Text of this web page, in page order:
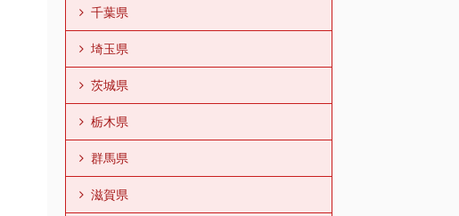
千葉県
埼玉県
茨城県
栃木県
群馬県
滋賀県